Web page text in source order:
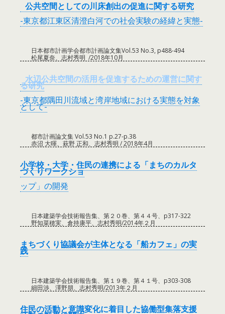
公共空間としての川床創出の促進に関する研究
-東京都江東区清澄白河での社会実験の経緯と実態-
日本都市計画学会都市計画論文集Vol.53 No.3, p488-494
松尾夏奈、志村秀明 /2018年10月
水辺公共空間の活用を促進するための運営に関す
る研究
-東京都隅田川流域と湾岸地域における実態を対象
として-
都市計画論文集 Vol.53 No.1 p.27-p.38
赤沼 大暉、萩野 正和、志村秀明 / 2018年4月
小学校・大学・住民の連携による「まちのカルタ
づくりワークショ
ップ」の開発
日本建築学会技術報告集、第２０巻、第４４号、p317-322
野知菜穂実、倉持康平、志村秀明/2014年２月
まちづくり協議会が主体となる「船カフェ」の実
践
日本建築学会技術報告集、第１９巻、第４１号、p303-308
細田渉、澤野朋、志村秀明/2013年２月
住民の活動と意識変化に着目した協働型集落支援